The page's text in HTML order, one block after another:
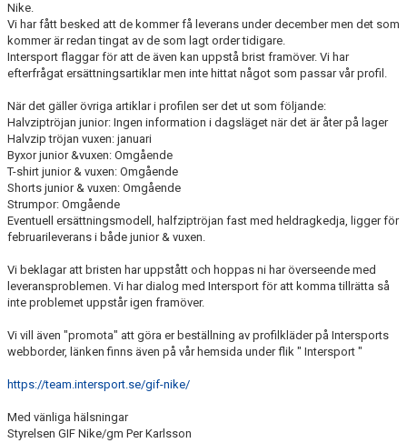
IDROTTSFÖRSÄKRING
BOKA KLUBBLOKAL
BOKA VEO & SMARTCAM
KONTAKT
TRYGG IDROTT
MÅLSÄTTNING
SAMARBETSPARTNERS
1919-KLUBBEN
Nike.
Vi har fått besked att de kommer få leverans under december men det som
kommer är redan tingat av de som lagt order tidigare.
Intersport flaggar för att de även kan uppstå brist framöver. Vi har
efterfrågat ersättningsartiklar men inte hittat något som passar vår profil.
När det gäller övriga artiklar i profilen ser det ut som följande:
Halvziptröjan junior: Ingen information i dagsläget när det är åter på lager
Halvzip tröjan vuxen: januari
Byxor junior &vuxen: Omgående
T-shirt junior & vuxen: Omgående
Shorts junior & vuxen: Omgående
Strumpor: Omgående
Eventuell ersättningsmodell, halfziptröjan fast med heldragkedja, ligger för
februarileverans i både junior & vuxen.
Vi beklagar att bristen har uppstått och hoppas ni har överseende med
leveransproblemen. Vi har dialog med Intersport för att komma tillrätta så
inte problemet uppstår igen framöver.
Vi vill även "promota" att göra er beställning av profilkläder på Intersports
webborder, länken finns även på vår hemsida under flik " Intersport "
https://team.intersport.se/gif-nike/
Med vänliga hälsningar
Styrelsen GIF Nike/gm Per Karlsson